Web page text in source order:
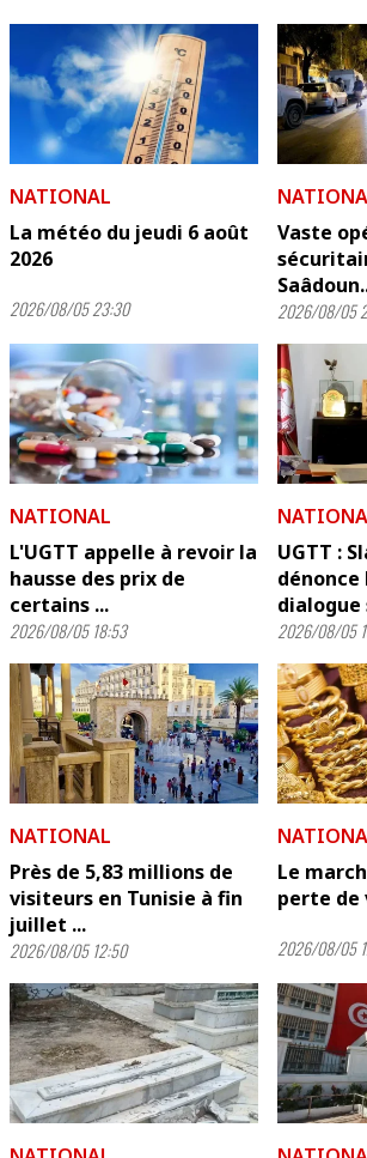
NATIONAL
La météo du jeudi 6 août
2026
2026/08/05 23:30
Vaste
2026/08/05
NATIONAL
L'UGTT appelle à revoir la
hausse des prix de
certains ...
2026/08/05 18:53
UGTT :
dénonce
dialogue
2026/08/05
NATIONAL
Près de 5,83 millions de
visiteurs en Tunisie à fin
juillet ...
2026/08/05 12:50
Le
perte de
2026/08/05